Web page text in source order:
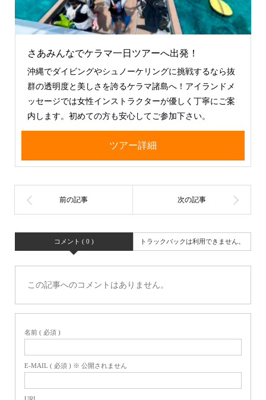
さあみんなでケラマ一日ツアーへ出発！
沖縄でダイビングやシュノーケリングに挑戦するなら抜
群の透明度と美しさを誇るケラマ諸島へ！アイランドメ
ッセージでは女性インストラクターが優しく丁寧にご案
内します。初めての方も安心してご参加下さい。
ツアー詳細
コメント ( 0 ) トラックバックは利用できません。
この記事へのコメントはありません。
名前 ( 必須 )
E-MAIL ( 必須 ) ※ 公開されません